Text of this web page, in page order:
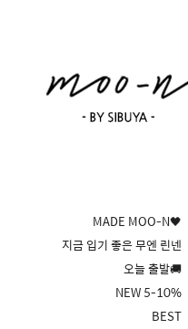
MADE MOO-N🖤
지금 입기 좋은 무엔 린넨
오늘 출발🚚
NEW 5-10%
BEST